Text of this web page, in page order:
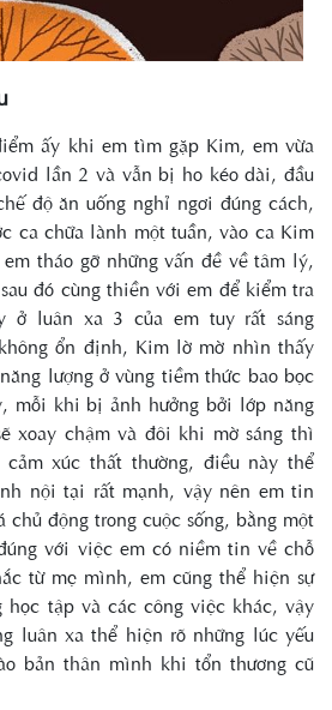
ấy khi em tìm gặp Kim, em vừa
lần 2 và vẫn bị ho kéo dài, đầu
độ ăn uống nghỉ ngơi đúng cách,
ca chữa lành một tuần, vào ca Kim
tháo gỡ những vấn đề về tâm lý,
đó cùng thiền với em để kiểm tra
ở luân xa 3 của em tuy rất sáng
ổn định, Kim lờ mờ nhìn thấy
lượng ở vùng tiềm thức bao bọc
mỗi khi bị ảnh hưởng bởi lớp năng
xoay chậm và đôi khi mờ sáng thì
xúc thất thường, điều này thể
nội tại rất mạnh, vậy nên em tin
động trong cuộc sống, bằng một
với việc em có niềm tin về chỗ
từ mẹ mình, em cũng thể hiện sự
tập và các công việc khác, vậy
luân xa thể hiện rõ những lúc yếu
bản thân mình khi tổn thương cũ